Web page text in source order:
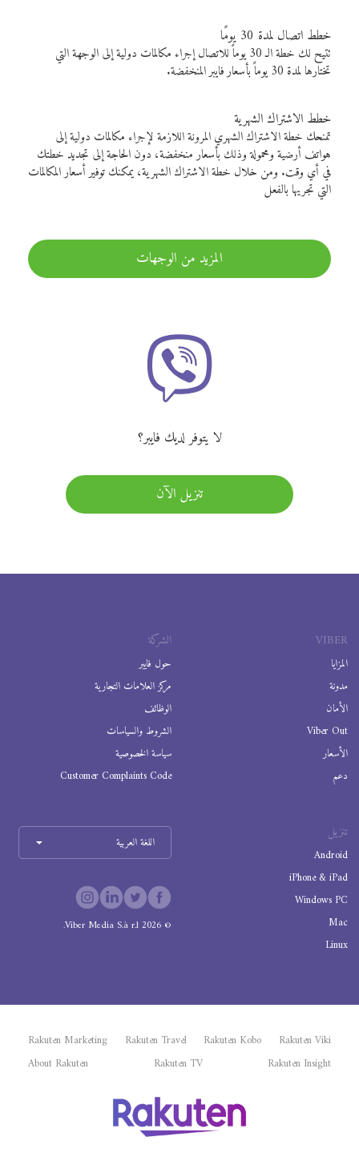
خطط اتصال لمدة 30 يومًا
تتيح لك خطة الـ 30 يوماً للاتصال إجراء مكالمات دولية إلى الوجهة التي
تختارها لمدة 30 يوماً بأسعار فايبر المنخفضة.
خطط الاشتراك الشهرية
تمنحك خطة الاشتراك الشهري المرونة اللازمة لإجراء مكالمات دولية إلى
هواتف أرضية ومحمولة وذلك بأسعار منخفضة، دون الحاجة إلى تجديد خطتك
في أي وقت. ومن خلال خطة الاشتراك الشهرية، يمكنك توفير أسعار المكالمات
التي تجريها بالفعل
المزيد من الوجهات
لا يتوفر لديك فايبر؟
تنزيل الآن
VIBER
المزايا
مدونة
الأمان
Viber Out
الأسعار
دعم
الشركة
حول فايبر
مركز العلامات التجارية
الوظائف
الشروط والسياسات
سياسة الخصوصية
Customer Complaints Code
تنزيل
Android
iPhone & iPad
Windows PC
Mac
Linux
اللغة العربية
©
2026
Viber Media S.à r.l.
Rakuten Viki
Rakuten Kobo
Rakuten Travel
Rakuten Marketing
Rakuten Insight
Rakuten TV
About Rakuten